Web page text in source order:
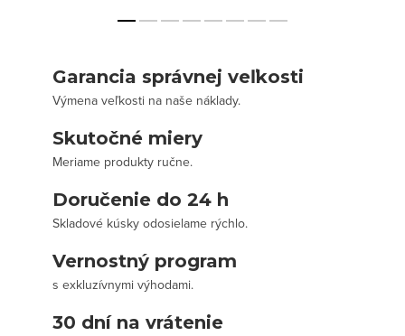
Garancia správnej veľkosti
Výmena veľkosti na naše náklady.
Skutočné miery
Meriame produkty ručne.
Doručenie do 24 h
Skladové kúsky odosielame rýchlo.
Vernostný program
s exkluzívnymi výhodami.
30 dní na vrátenie